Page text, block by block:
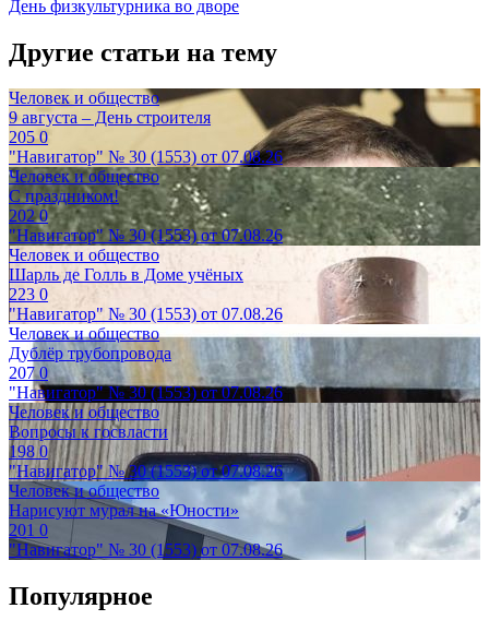
День физкультурника во дворе
Другие статьи на тему
Человек и общество
9 августа – День строителя
2050
"Навигатор" № 30 (1553) от 07.08.26
Человек и общество
С праздником!
2020
"Навигатор" № 30 (1553) от 07.08.26
Человек и общество
Шарль де Голль в Доме учёных
223 0
"Навигатор" № 30 (1553) от 07.08.26
Человек и общество
Дублёр трубопровода
2070
"Навигатор" № 30 (1553) от 07.08.26
Человек и общество
Вопросы к госвласти
1980
"Навигатор" № 30 (1553) от 07.08.26
Человек и общество
Нарисуют мурал на «Юности»
201 0
"Навигатор" № 30 (1553) от 07.08.26
Популярное